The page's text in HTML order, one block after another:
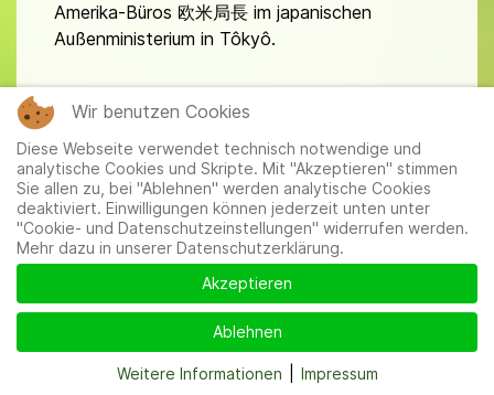
Amerika-Büros 欧米局長 im japanischen
Außenministerium in Tôkyô.
Heutige japanische Botschaft im selben
Wir benutzen Cookies
Diese Webseite verwendet technisch notwendige und
analytische Cookies und Skripte. Mit "Akzeptieren" stimmen
Sie allen zu, bei "Ablehnen" werden analytische Cookies
deaktiviert. Einwilligungen können jederzeit unten unter
"Cookie- und Datenschutzeinstellungen" widerrufen werden.
Mehr dazu in unserer Datenschutzerklärung.
Akzeptieren
Ablehnen
Weitere Informationen Impressum